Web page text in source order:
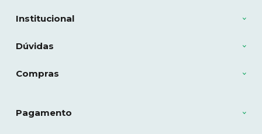
Institucional
Dúvidas
Compras
Pagamento